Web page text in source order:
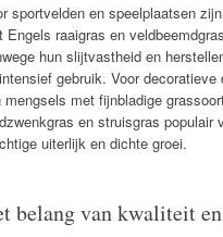
sportvelden en speelplaatsen
Engels raaigras en
hun slijtvastheid en
gebruik. Voor decoratieve
mengsels met fijnbladige
en struisgras populair
uiterlijk en dichte groei.
belang van kwaliteit